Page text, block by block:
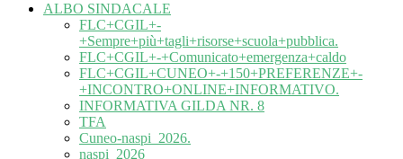
ALBO SINDACALE
FLC+CGIL+-
+Sempre+più+tagli+risorse+scuola+pubblica.
FLC+CGIL+-+Comunicato+emergenza+caldo
FLC+CGIL+CUNEO+-+150+PREFERENZE+-
+INCONTRO+ONLINE+INFORMATIVO.
INFORMATIVA GILDA NR. 8
TFA
Cuneo-naspi_2026.
naspi_2026